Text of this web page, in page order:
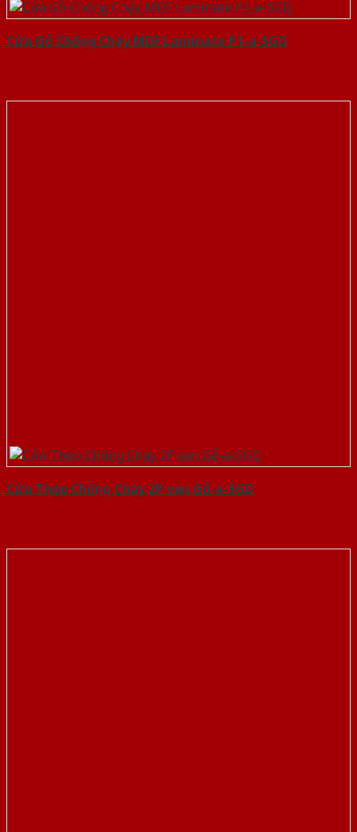
Cửa Gỗ Chống Cháy MDF Laminate P1-a-SGD
Cửa Thép Chống Cháy 2P van Gỗ-a-SGD